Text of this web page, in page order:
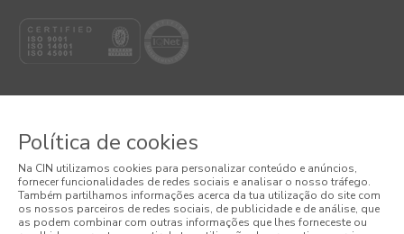
Termos e Condições
Política de cookies
Na CIN utilizamos cookies para personalizar conteúdo e anúncios,
fornecer funcionalidades de redes sociais e analisar o nosso tráfego.
Também partilhamos informações acerca da tua utilização do site com
os nossos parceiros de redes sociais, de publicidade e de análise, que
as podem combinar com outras informações que lhes forneceste ou